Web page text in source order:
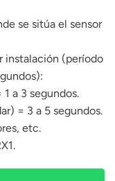
se sitúa el sensor
instalación (período
a 3 segundos.
= 3 a 5 segundos.
etc.